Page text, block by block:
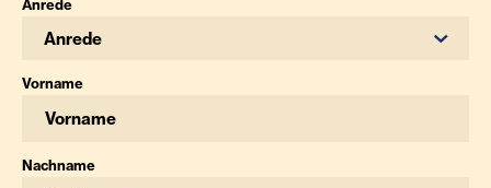
Anrede
Anrede
Vorname
Nachname